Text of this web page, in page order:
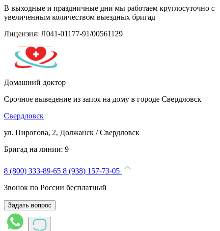
В выходные и праздничные дни мы работаем круглосуточно с
увеличенным количеством выездных бригад
Лицензия: Л041-01177-91/00561129
Домашний доктор
Срочное выведение из запоя на дому в городе Свердловск
Свердловск
ул. Пирогова, 2, Должанск / Свердловск
Бригад на линии: 9
8 (800) 333-89-65 8 (938) 157-73-05
Звонок по России бесплатный
Задать вопрос